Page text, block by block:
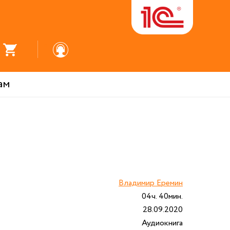
Владимир Еремин
04ч. 40мин.
28.09.2020
Аудиокнига